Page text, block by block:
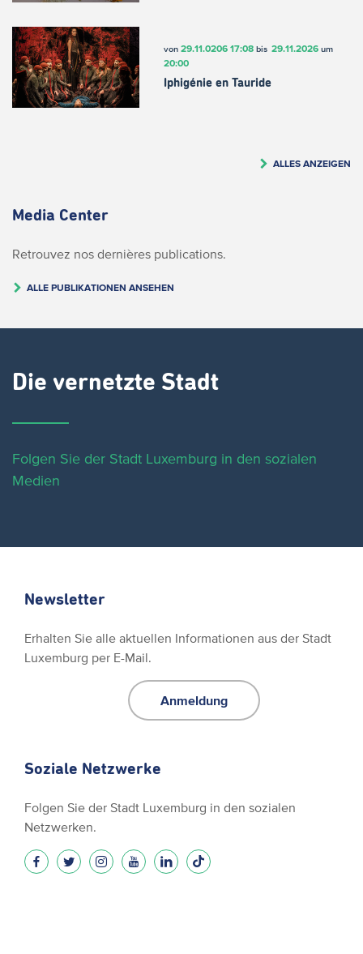
von 29.11.0206 17:08bis 29.11.2026um
20:00
Iphigénie en Tauride
ALLES ANZEIGEN
Media Center
Retrouvez nos dernières publications.
ALLE PUBLIKATIONEN ANSEHEN
Die vernetzte Stadt
Folgen Sie der Stadt Luxemburg in den sozialen
Medien
Newsletter
Erhalten Sie alle aktuellen Informationen aus der Stadt
Luxemburg per E-Mail.
Anmeldung
Soziale Netzwerke
Folgen Sie der Stadt Luxemburg in den sozialen
Netzwerken.